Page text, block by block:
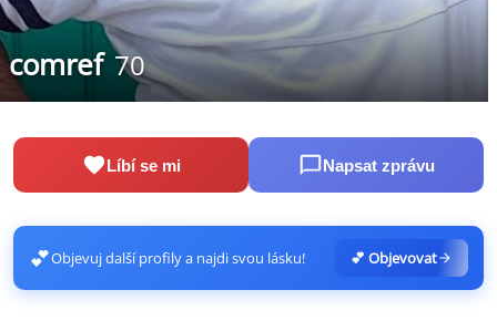
comref 70
Líbí se mi Napsat zprávu
💕Objevuj další profily a najdi svou lásku! 💕 Objevovat